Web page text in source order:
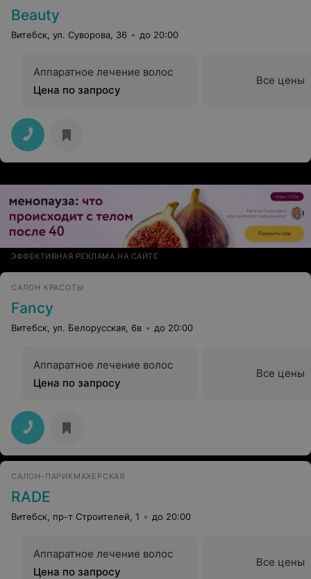
Beauty
Витебск, ул. Суворова, 36 до 20:00
Аппаратное лечение волос
Цена по запросу
Все цены
ЭФФЕКТИВНАЯ РЕКЛАМА НА САЙТЕ
САЛОН КРАСОТЫ
Fancy
Витебск, ул. Белорусская, 6в до 20:00
Аппаратное лечение волос
Цена по запросу
Все цены
САЛОН-ПАРИКМАХЕРСКАЯ
RADE
Витебск, пр-т Строителей, 1 до 20:00
Аппаратное лечение волос
Цена по запросу
Все цены